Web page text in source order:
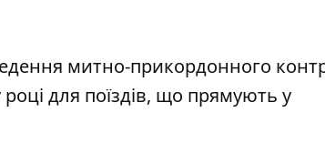
митно-прикордонного
для поїздів, що прямують у